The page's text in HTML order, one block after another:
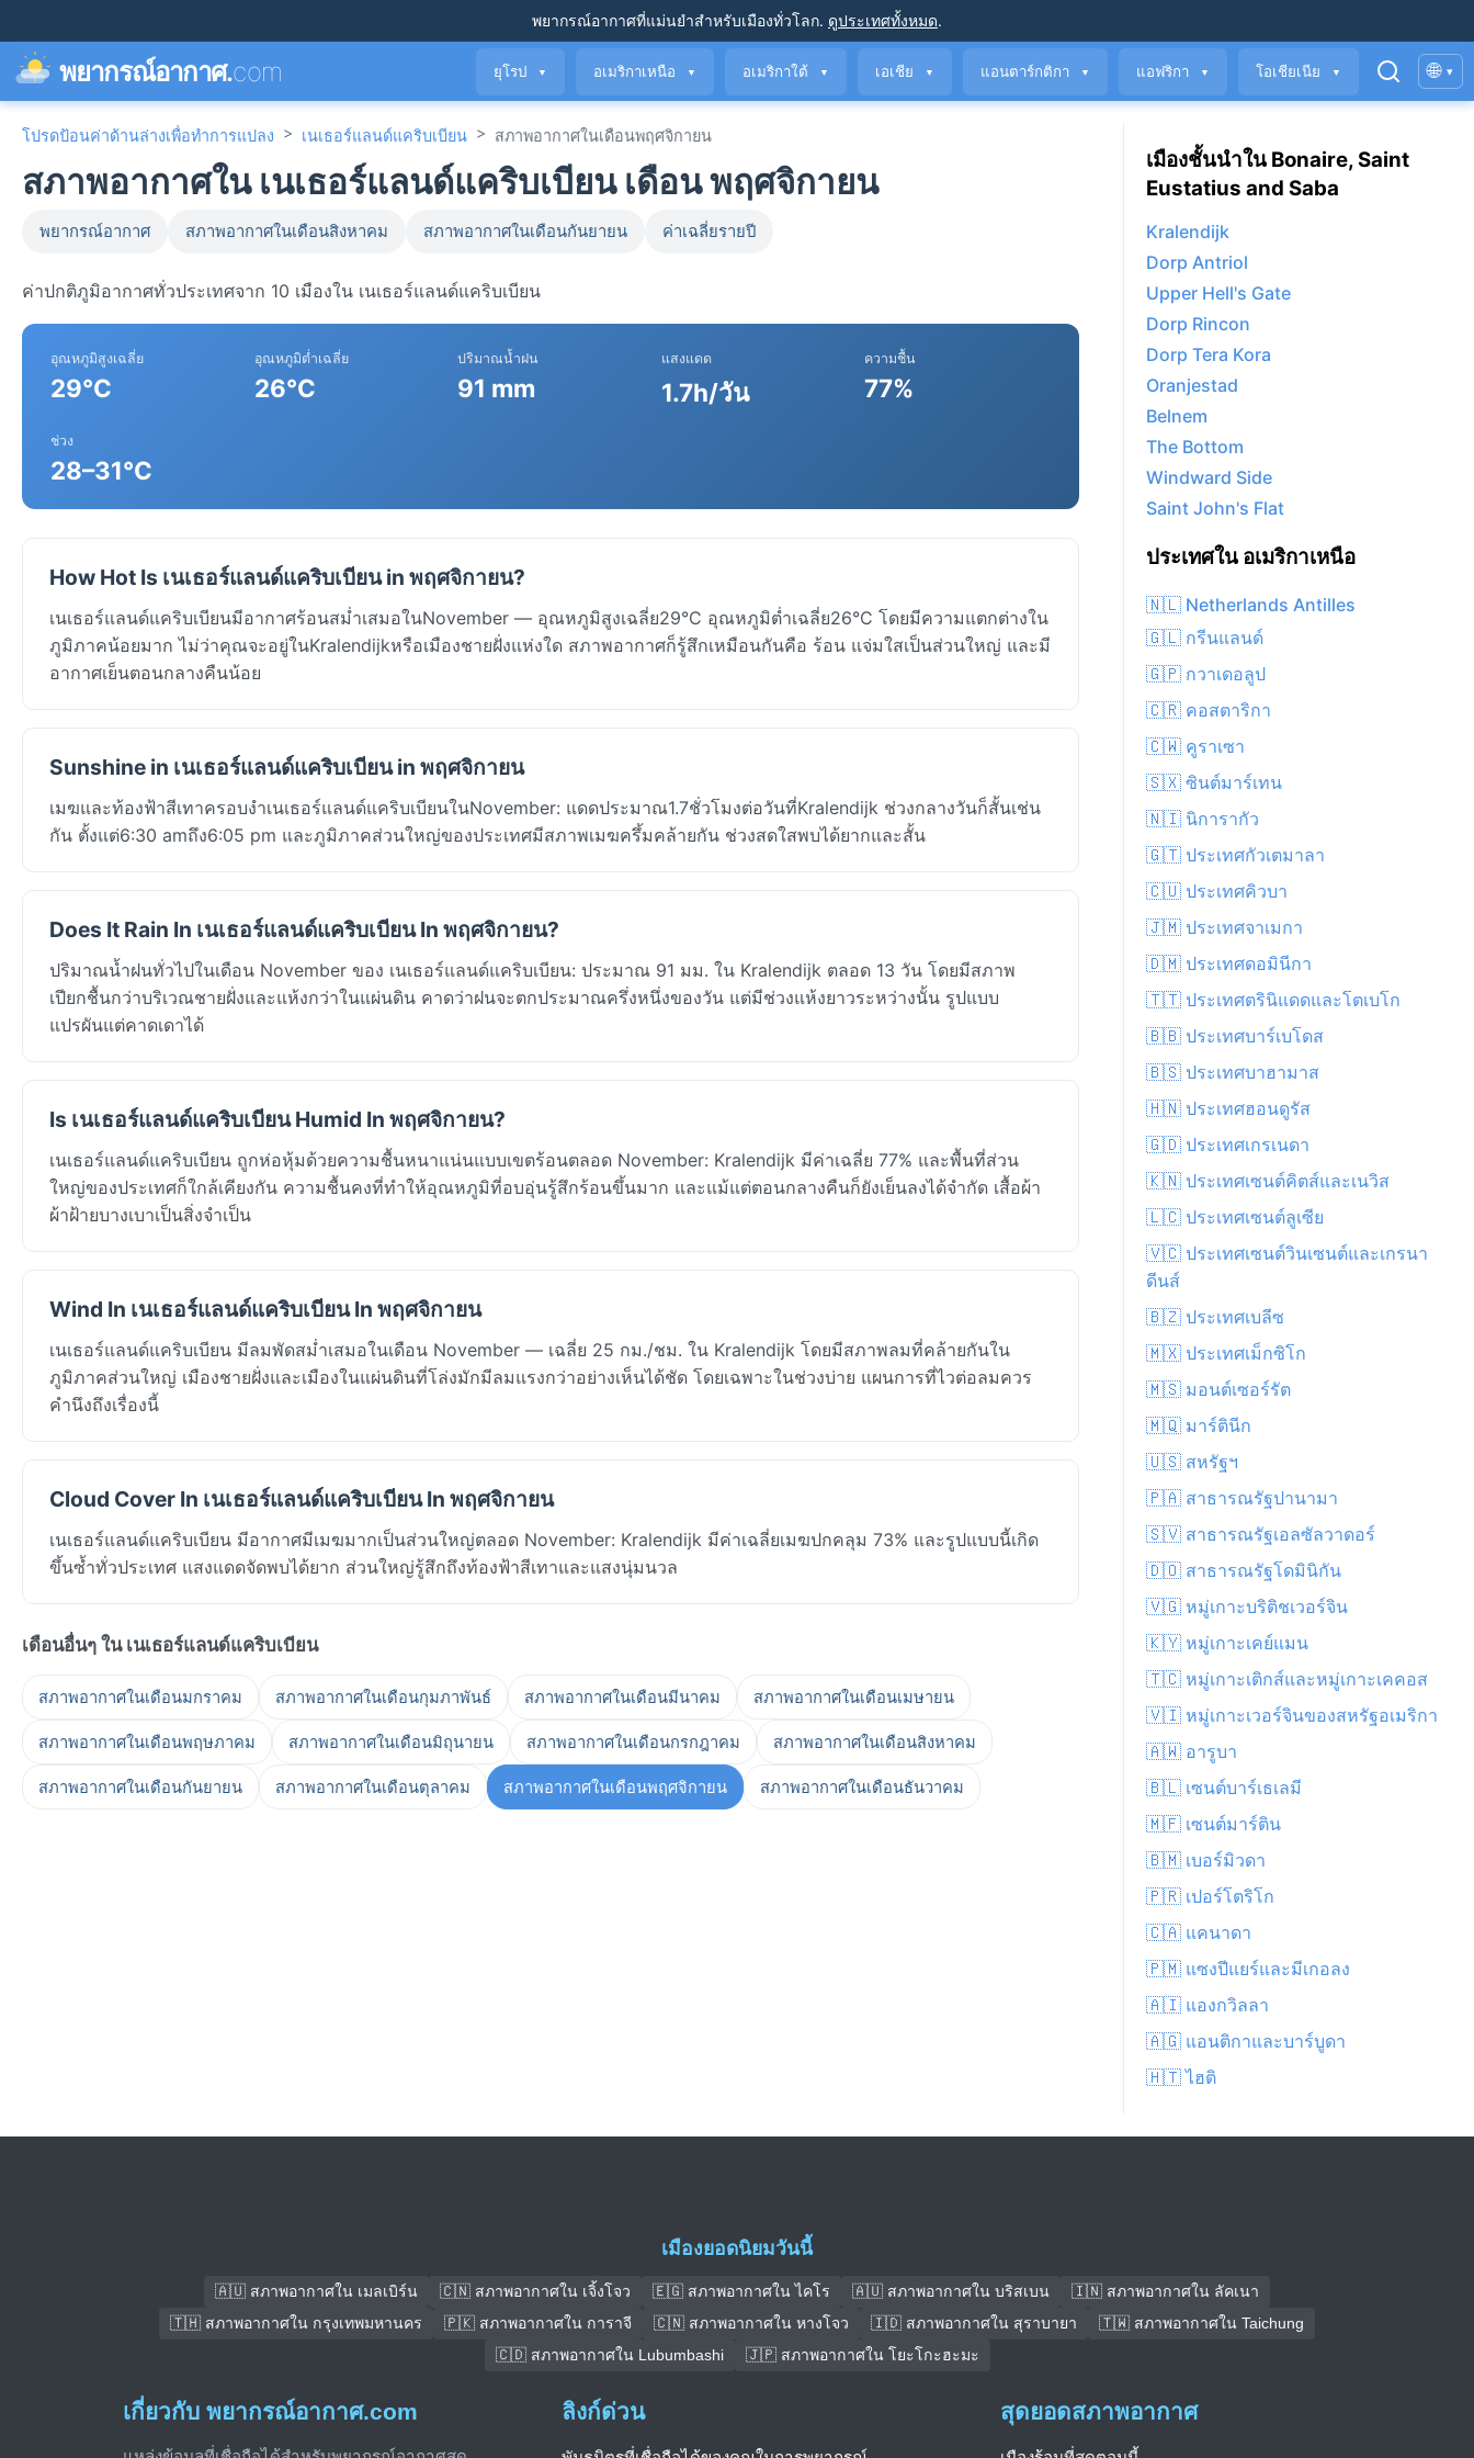
พยากรณ์อากาศที่แม่นยำสำหรับเมืองทั่วโลก. ดูประเทศทั้งหมด.
พยากรณ์อากาศ.com ยุโรป ▼ อเมริกาเหนือ ▼ อเมริกาใต้ ▼ เอเชีย ▼ แอนตาร์กติกา ▼ แอฟริกา ▼ โอเชียเนีย ▼ 🌐 ▾
โปรดป้อนค่าด้านล่างเพื่อทำการแปลง > เนเธอร์แลนด์แคริบเบียน > สภาพอากาศในเดือนพฤศจิกายน
สภาพอากาศใน เนเธอร์แลนด์แคริบเบียน เดือน พฤศจิกายน
พยากรณ์อากาศ สภาพอากาศในเดือนสิงหาคม สภาพอากาศในเดือนกันยายน ค่าเฉลี่ยรายปี
ค่าปกติภูมิอากาศทั่วประเทศจาก 10 เมืองใน เนเธอร์แลนด์แคริบเบียน
อุณหภูมิสูงเฉลี่ย
29°C
อุณหภูมิต่ำเฉลี่ย
26°C
ปริมาณน้ำฝน
91 mm
แสงแดด
1.7h/วัน
ความชื้น
77%
ช่วง
28–31°C
How Hot Is เนเธอร์แลนด์แคริบเบียน in พฤศจิกายน?
เนเธอร์แลนด์แคริบเบียนมีอากาศร้อนสม่ำเสมอในNovember — อุณหภูมิสูงเฉลี่ย29°C อุณหภูมิต่ำเฉลี่ย26°C โดยมีความแตกต่างใน
ภูมิภาคน้อยมาก ไม่ว่าคุณจะอยู่ในKralendijkหรือเมืองชายฝั่งแห่งใด สภาพอากาศก็รู้สึกเหมือนกันคือ ร้อน แจ่มใสเป็นส่วนใหญ่ และมี
อากาศเย็นตอนกลางคืนน้อย
Sunshine in เนเธอร์แลนด์แคริบเบียน in พฤศจิกายน
เมฆและท้องฟ้าสีเทาครอบงำเนเธอร์แลนด์แคริบเบียนในNovember: แดดประมาณ1.7ชั่วโมงต่อวันที่Kralendijk ช่วงกลางวันก็สั้นเช่น
กัน ตั้งแต่6:30 amถึง6:05 pm และภูมิภาคส่วนใหญ่ของประเทศมีสภาพเมฆครึ้มคล้ายกัน ช่วงสดใสพบได้ยากและสั้น
Does It Rain In เนเธอร์แลนด์แคริบเบียน In พฤศจิกายน?
ปริมาณน้ำฝนทั่วไปในเดือน November ของ เนเธอร์แลนด์แคริบเบียน: ประมาณ 91 มม. ใน Kralendijk ตลอด 13 วัน โดยมีสภาพ
เปียกชื้นกว่าบริเวณชายฝั่งและแห้งกว่าในแผ่นดิน คาดว่าฝนจะตกประมาณครึ่งหนึ่งของวัน แต่มีช่วงแห้งยาวระหว่างนั้น รูปแบบ
แปรผันแต่คาดเดาได้
Is เนเธอร์แลนด์แคริบเบียน Humid In พฤศจิกายน?
เนเธอร์แลนด์แคริบเบียน ถูกห่อหุ้มด้วยความชื้นหนาแน่นแบบเขตร้อนตลอด November: Kralendijk มีค่าเฉลี่ย 77% และพื้นที่ส่วน
ใหญ่ของประเทศก็ใกล้เคียงกัน ความชื้นคงที่ทำให้อุณหภูมิที่อบอุ่นรู้สึกร้อนขึ้นมาก และแม้แต่ตอนกลางคืนก็ยังเย็นลงได้จำกัด เสื้อผ้า
ผ้าฝ้ายบางเบาเป็นสิ่งจำเป็น
Wind In เนเธอร์แลนด์แคริบเบียน In พฤศจิกายน
เนเธอร์แลนด์แคริบเบียน มีลมพัดสม่ำเสมอในเดือน November — เฉลี่ย 25 กม./ชม. ใน Kralendijk โดยมีสภาพลมที่คล้ายกันใน
ภูมิภาคส่วนใหญ่ เมืองชายฝั่งและเมืองในแผ่นดินที่โล่งมักมีลมแรงกว่าอย่างเห็นได้ชัด โดยเฉพาะในช่วงบ่าย แผนการที่ไวต่อลมควร
คำนึงถึงเรื่องนี้
Cloud Cover In เนเธอร์แลนด์แคริบเบียน In พฤศจิกายน
เนเธอร์แลนด์แคริบเบียน มีอากาศมีเมฆมากเป็นส่วนใหญ่ตลอด November: Kralendijk มีค่าเฉลี่ยเมฆปกคลุม 73% และรูปแบบนี้เกิด
ขึ้นซ้ำทั่วประเทศ แสงแดดจัดพบได้ยาก ส่วนใหญ่รู้สึกถึงท้องฟ้าสีเทาและแสงนุ่มนวล
เดือนอื่นๆ ใน เนเธอร์แลนด์แคริบเบียน
สภาพอากาศในเดือนมกราคม สภาพอากาศในเดือนกุมภาพันธ์ สภาพอากาศในเดือนมีนาคม สภาพอากาศในเดือนเมษายน
สภาพอากาศในเดือนพฤษภาคม สภาพอากาศในเดือนมิถุนายน สภาพอากาศในเดือนกรกฎาคม สภาพอากาศในเดือนสิงหาคม
สภาพอากาศในเดือนกันยายน สภาพอากาศในเดือนตุลาคม สภาพอากาศในเดือนพฤศจิกายน สภาพอากาศในเดือนธันวาคม
เมืองชั้นนำใน Bonaire, Saint
Eustatius and Saba
Kralendijk
Dorp Antriol
Upper Hell's Gate
Dorp Rincon
Dorp Tera Kora
Oranjestad
Belnem
The Bottom
Windward Side
Saint John's Flat
ประเทศใน อเมริกาเหนือ
🇳🇱 Netherlands Antilles
🇬🇱 กรีนแลนด์
🇬🇵 กวาเดอลูป
🇨🇷 คอสตาริกา
🇨🇼 คูราเซา
🇸🇽 ซินต์มาร์เทน
🇳🇮 นิการากัว
🇬🇹 ประเทศกัวเตมาลา
🇨🇺 ประเทศคิวบา
🇯🇲 ประเทศจาเมกา
🇩🇲 ประเทศดอมินีกา
🇹🇹 ประเทศตรินิแดดและโตเบโก
🇧🇧 ประเทศบาร์เบโดส
🇧🇸 ประเทศบาฮามาส
🇭🇳 ประเทศฮอนดูรัส
🇬🇩 ประเทศเกรเนดา
🇰🇳 ประเทศเซนต์คิตส์และเนวิส
🇱🇨 ประเทศเซนต์ลูเซีย
🇻🇨 ประเทศเซนต์วินเซนต์และเกรนา
ดีนส์
🇧🇿 ประเทศเบลีซ
🇲🇽 ประเทศเม็กซิโก
🇲🇸 มอนต์เซอร์รัต
🇲🇶 มาร์ตินีก
🇺🇸 สหรัฐฯ
🇵🇦 สาธารณรัฐปานามา
🇸🇻 สาธารณรัฐเอลซัลวาดอร์
🇩🇴 สาธารณรัฐโดมินิกัน
🇻🇬 หมู่เกาะบริติชเวอร์จิน
🇰🇾 หมู่เกาะเคย์แมน
🇹🇨 หมู่เกาะเติกส์และหมู่เกาะเคคอส
🇻🇮 หมู่เกาะเวอร์จินของสหรัฐอเมริกา
🇦🇼 อารูบา
🇧🇱 เซนต์บาร์เธเลมี
🇲🇫 เซนต์มาร์ติน
🇧🇲 เบอร์มิวดา
🇵🇷 เปอร์โตริโก
🇨🇦 แคนาดา
🇵🇲 แซงปีแยร์และมีเกอลง
🇦🇮 แองกวิลลา
🇦🇬 แอนติกาและบาร์บูดา
🇭🇹 ไฮติ
เมืองยอดนิยมวันนี้
🇦🇺 สภาพอากาศใน เมลเบิร์น 🇨🇳 สภาพอากาศใน เจิ้งโจว 🇪🇬 สภาพอากาศใน ไคโร 🇦🇺 สภาพอากาศใน บริสเบน
🇮🇳 สภาพอากาศใน ลัคเนา
🇹🇭 สภาพอากาศใน กรุงเทพมหานคร
🇵🇰 สภาพอากาศใน การาจี 🇨🇳 สภาพอากาศใน หางโจว 🇮🇩 สภาพอากาศใน สุราบายา
🇹🇼 สภาพอากาศใน Taichung
🇨🇩 สภาพอากาศใน Lubumbashi
🇯🇵 สภาพอากาศใน โยะโกะฮะมะ
เกี่ยวกับ พยากรณ์อากาศ.com ลิงก์ด่วน สุดยอดสภาพอากาศ